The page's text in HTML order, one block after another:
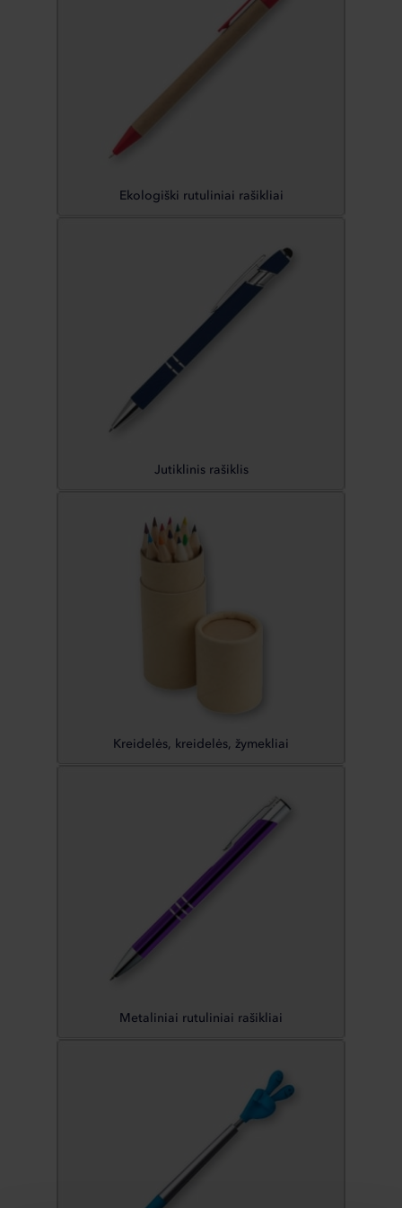
Ekologiški rutuliniai rašikliai
Jutiklinis rašiklis
Kreidelės, kreidelės, žymekliai
Metaliniai rutuliniai rašikliai